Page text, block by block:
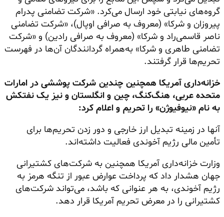
گروه‌های نیابتی خود ارسال می‌کرد. «شرکت تضامنی پدرام
پیروزان و شرکا» (معروف به صرافی اوپال)، «شرکت تضامنی
ناصر قاسمی‌راد و شرکا» (معروف به صرافی رادین) و «شرکت
تضامنی طاهری و شرکا» به‌همراه گردانندگان آن‌ها در فهرست
تحریم‌ها قرار گرفتند.
خزانه‌داری آمریکا همچنین چندین شرکت پوششی در امارات
متحده عربی، هنگ‌کنگ، چین و انگلستان و نیز یک نفتکش
به نام «نیوفیوژن» را تحریم و اعلام کرد:
آنها در زمینه تبدیل ارز خارجی و دور زدن تحریم‌ها برای
تأمین مالی رژیم آخوندی فعالیت داشته‌اند.
وزارت خزانه‌داری آمریکا همچنین به شرکت‌های کشتیرانی
جهان هشدار داد که پرداخت عوارض عبور از تنگه هرمز به
رژیم آخوندی، به هر عنوانی که باشد، می‌تواند شرکت‌های
کشتیرانی را در معرض تحریم آمریکا قرار دهد.